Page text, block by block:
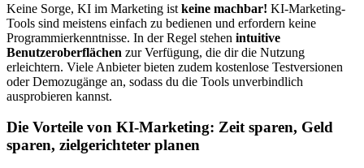
Keine Sorge, KI im Marketing ist keine machbar! KI-Marketing-
Tools sind meistens einfach zu bedienen und erfordern keine
Programmierkenntnisse. In der Regel stehen intuitive
Benutzeroberflächen zur Verfügung, die dir die Nutzung
erleichtern. Viele Anbieter bieten zudem kostenlose Testversionen
oder Demozugänge an, sodass du die Tools unverbindlich
ausprobieren kannst.
Die Vorteile von KI-Marketing: Zeit sparen, Geld
sparen, zielgerichteter planen